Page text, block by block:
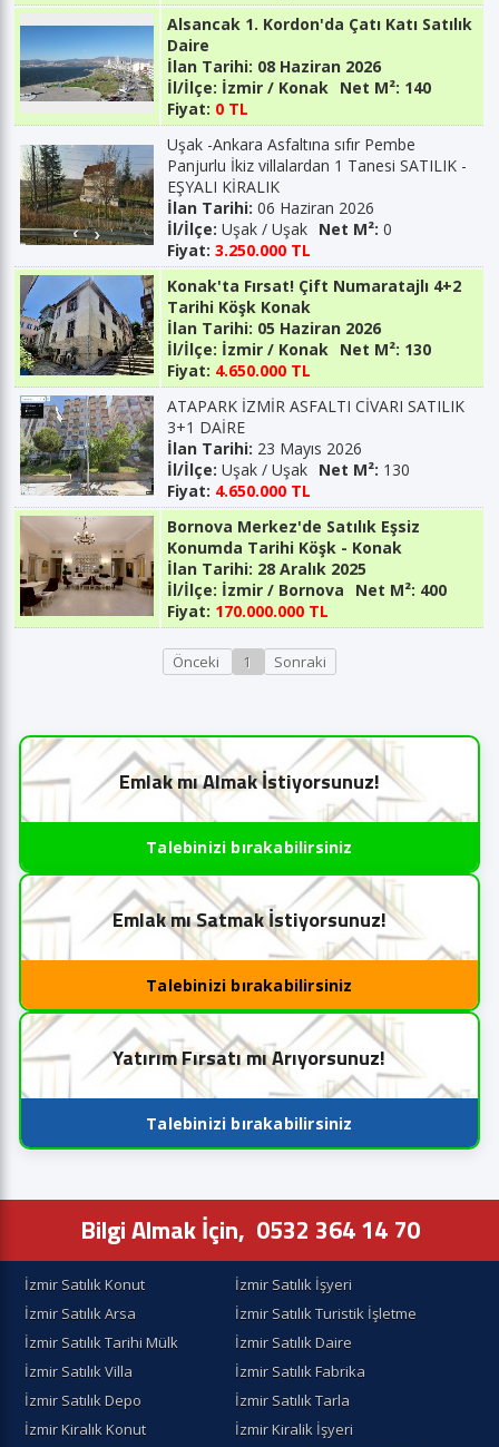
Alsancak 1. Kordon'da Çatı Katı Satılık
Daire
İlan Tarihi: 08 Haziran 2026
İl/İlçe: İzmir / Konak Net M²: 140
Fiyat: 0 TL
Uşak -Ankara Asfaltına sıfır Pembe
Panjurlu İkiz villalardan 1 Tanesi SATILIK -
EŞYALI KİRALIK
İlan Tarihi: 06 Haziran 2026
İl/İlçe: Uşak / Uşak Net M²: 0
Fiyat: 3.250.000 TL
Konak'ta Fırsat! Çift Numaratajlı 4+2
Tarihi Köşk Konak
İlan Tarihi: 05 Haziran 2026
İl/İlçe: İzmir / Konak Net M²: 130
Fiyat: 4.650.000 TL
ATAPARK İZMİR ASFALTI CİVARI SATILIK
3+1 DAİRE
İlan Tarihi: 23 Mayıs 2026
İl/İlçe: Uşak / Uşak Net M²: 130
Fiyat: 4.650.000 TL
Bornova Merkez'de Satılık Eşsiz
Konumda Tarihi Köşk - Konak
İlan Tarihi: 28 Aralık 2025
İl/İlçe: İzmir / Bornova Net M²: 400
Fiyat: 170.000.000 TL
Önceki 1 Sonraki
Emlak mı Almak İstiyorsunuz!
Talebinizi bırakabilirsiniz
Emlak mı Satmak İstiyorsunuz!
Talebinizi bırakabilirsiniz
Yatırım Fırsatı mı Arıyorsunuz!
Talebinizi bırakabilirsiniz
Bilgi Almak İçin, 0532 364 14 70
İzmir Satılık Konut
İzmir Satılık İşyeri
İzmir Satılık Arsa
İzmir Satılık Turistik İşletme
İzmir Satılık Tarihi Mülk
İzmir Satılık Daire
İzmir Satılık Villa
İzmir Satılık Fabrika
İzmir Satılık Depo
İzmir Satılık Tarla
İzmir Kiralık Konut
İzmir Kiralik İşyeri